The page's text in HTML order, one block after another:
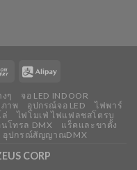
ๆ
จอ LED INDOOR
าพ อุปกรณ์จอ LED
ไฟพาร์
ไฟโมเฟ่ ไฟแฟลชสโตรบ
โทรล DMX
แร็คและขาตั้ง
อุปกรณ์สัญญาณDMX
CORP